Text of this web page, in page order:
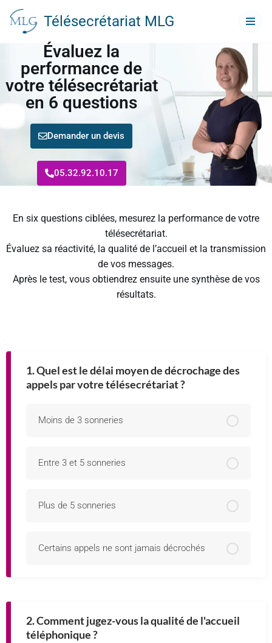
Aller
contenu
Télésecrétariat MLG
Évaluez la
performance de
votre télésecrétariat
en 6 questions
Demander un devis
05.32.92.10.17
En six questions ciblées, mesurez la performance de votre
télésecrétariat.
Évaluez sa réactivité, la qualité de l’accueil et la transmission
de vos messages.
Après le test, vous obtiendrez ensuite une synthèse de vos
résultats.
1. Quel est le délai moyen de décrochage des
appels par votre télésecrétariat ?
Moins de 3 sonneries
Entre 3 et 5 sonneries
Plus de 5 sonneries
Certains appels ne sont jamais décrochés
2. Comment jugez-vous la qualité de l'accueil
téléphonique ?